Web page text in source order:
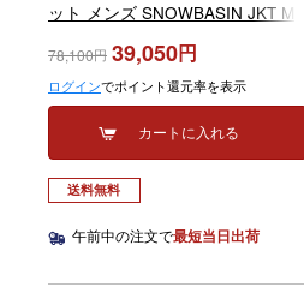
ット メンズ SNOWBASIN JKT M
MIV10198 2024-2025
78,100 39,050
ログインでポイント還元率を表示
カートに入れる
送料無料
午前中の注文で最短当日出荷